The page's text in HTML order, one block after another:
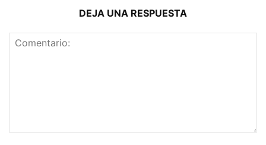
DEJA UNA RESPUESTA